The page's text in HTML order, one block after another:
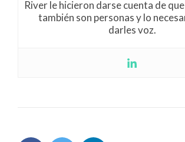
River le hicieron darse cuenta de
también son personas y lo
darles voz.